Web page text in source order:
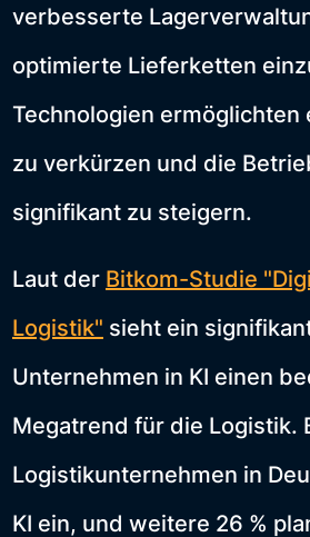
verbesserte
optimierte Lieferketten
Technologien ermöglichten
zu verkürzen und die
signifikant zu steigern.
Laut der Bitkom-Studie
Logistik" sieht ein
Unternehmen in KI einen
Megatrend für die Logistik.
Logistikunternehmen in
KI ein, und weitere 26 %